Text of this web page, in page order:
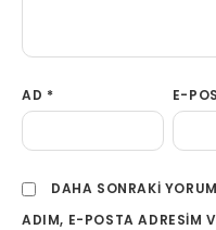
AD * E-
DAHA SONRAKI
ADIM, E-POSTA ADRESIM